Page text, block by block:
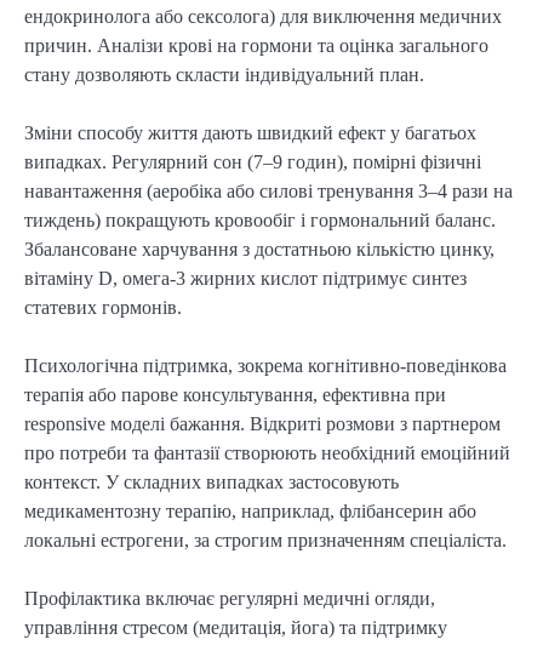
ендокринолога або сексолога) для виключення медичних
причин. Аналізи крові на гормони та оцінка загального
стану дозволяють скласти індивідуальний план.
Зміни способу життя дають швидкий ефект у багатьох
випадках. Регулярний сон (7–9 годин), помірні фізичні
навантаження (аеробіка або силові тренування 3–4 рази на
тиждень) покращують кровообіг і гормональний баланс.
Збалансоване харчування з достатньою кількістю цинку,
вітаміну D, омега-3 жирних кислот підтримує синтез
статевих гормонів.
Психологічна підтримка, зокрема когнітивно-поведінкова
терапія або парове консультування, ефективна при
responsive моделі бажання. Відкриті розмови з партнером
про потреби та фантазії створюють необхідний емоційний
контекст. У складних випадках застосовують
медикаментозну терапію, наприклад, флібансерин або
локальні естрогени, за строгим призначенням спеціаліста.
Профілактика включає регулярні медичні огляди,
управління стресом (медитація, йога) та підтримку